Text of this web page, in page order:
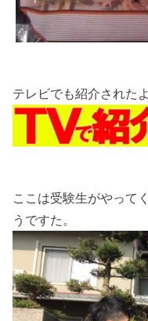
テレビでも紹介された
ここは受験生がやって
うですた。